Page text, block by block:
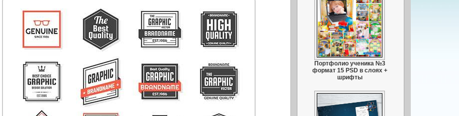
Портфолио ученика №3
формат 15 PSD в слоях +
шрифты